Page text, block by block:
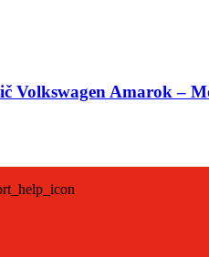
Volkswagen Amarok –